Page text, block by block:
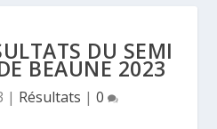
DU SEMI
BEAUNE 2023
| Résultats | 0